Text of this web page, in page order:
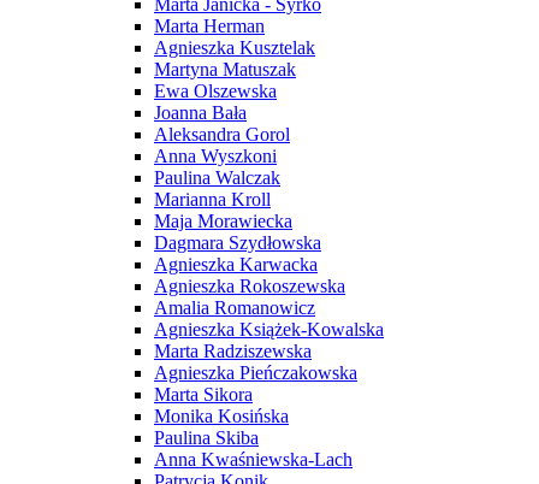
Marta Janicka - Syrko
Marta Herman
Agnieszka Kusztelak
Martyna Matuszak
Ewa Olszewska
Joanna Bała
Aleksandra Gorol
Anna Wyszkoni
Paulina Walczak
Marianna Kroll
Maja Morawiecka
Dagmara Szydłowska
Agnieszka Karwacka
Agnieszka Rokoszewska
Amalia Romanowicz
Agnieszka Książek-Kowalska
Marta Radziszewska
Agnieszka Pieńczakowska
Marta Sikora
Monika Kosińska
Paulina Skiba
Anna Kwaśniewska-Lach